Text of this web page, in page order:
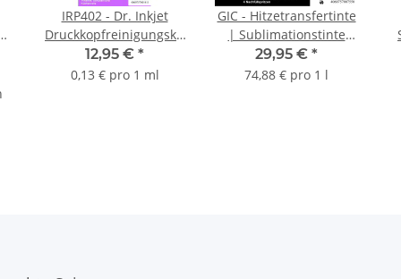
IRP402 - Dr. Inkjet
Druckkopfreinigungskit
für Brotherdrucker A4
bis A3
12,95 € *
0,13 € pro 1 ml
GIC - Hitzetransfertinte
| Sublimationstinte
Promopack - Farbe
Black, Cyan, Magenta,
29,95 € *
74,88 € pro 1 l